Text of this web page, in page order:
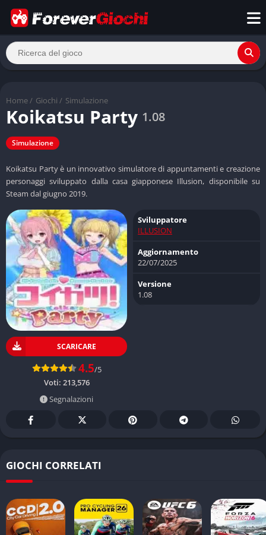
Home / Giochi / Simulazione
Koikatsu Party 1.08
Simulazione
Koikatsu Party è un innovativo simulatore di appuntamenti e creazione
personaggi sviluppato dalla casa giapponese Illusion, disponibile su
Steam dal giugno 2019.
SCARICARE
4.5/5
Voti: 213,576
Segnalazioni
Sviluppatore
ILLUSION
Aggiornamento
22/07/2025
Versione
1.08
GIOCHI CORRELATI